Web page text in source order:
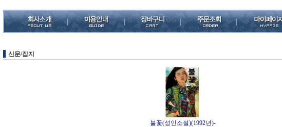
신문/잡지
불꽃(성인소설)(1992년)-